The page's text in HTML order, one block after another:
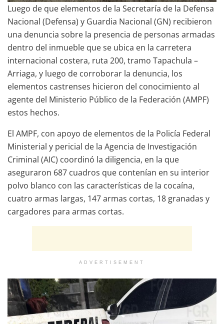
Luego de que elementos de la Secretaría de la Defensa
Nacional (Defensa) y Guardia Nacional (GN) recibieron
una denuncia sobre la presencia de personas armadas
dentro del inmueble que se ubica en la carretera
internacional costera, ruta 200, tramo Tapachula –
Arriaga, y luego de corroborar la denuncia, los
elementos castrenses hicieron del conocimiento al
agente del Ministerio Público de la Federación (AMPF)
estos hechos.
El AMPF, con apoyo de elementos de la Policía Federal
Ministerial y pericial de la Agencia de Investigación
Criminal (AIC) coordinó la diligencia, en la que
aseguraron 687 cuadros que contenían en su interior
polvo blanco con las características de la cocaína,
cuatro armas largas, 147 armas cortas, 18 granadas y
cargadores para armas cortas.
ADVERTISEMENT